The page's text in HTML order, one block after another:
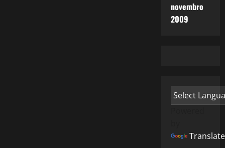
novembro
2009
Translate